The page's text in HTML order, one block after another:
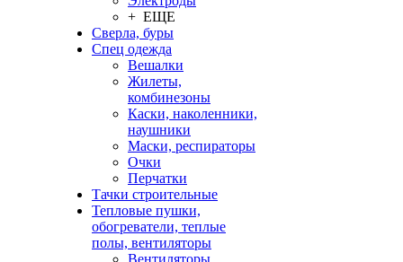
+ ЕЩЕ
Сверла, буры
Спец одежда
Вешалки
Жилеты,
комбинезоны
Каски, наколенники,
наушники
Маски, респираторы
Очки
Перчатки
Тачки строительные
Тепловые пушки,
обогреватели, теплые
полы, вентиляторы
Вентиляторы